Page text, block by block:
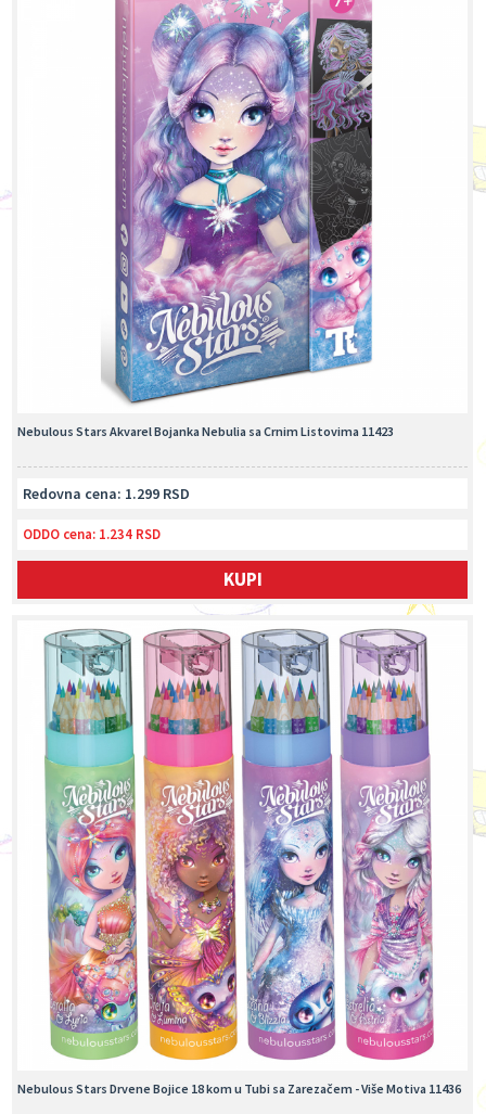
Nebulous Stars Akvarel Bojanka Nebulia sa Crnim Listovima 11423
Redovna cena: 1.299 RSD
ODDO cena: 1.234 RSD
KUPI
Nebulous Stars Drvene Bojice 18 kom u Tubi sa Zarezačem - Više Motiva 11436